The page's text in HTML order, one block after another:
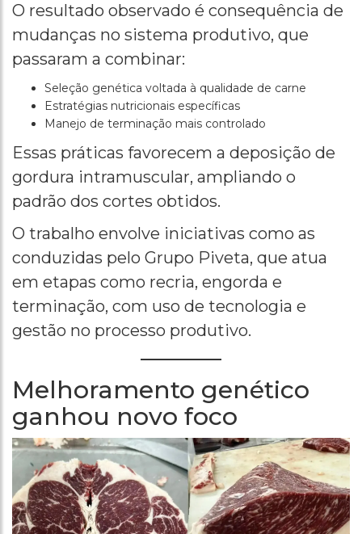
O resultado observado é consequência de
mudanças no sistema produtivo, que
passaram a combinar:
Seleção genética voltada à qualidade de carne
Estratégias nutricionais específicas
Manejo de terminação mais controlado
Essas práticas favorecem a deposição de
gordura intramuscular, ampliando o
padrão dos cortes obtidos.
O trabalho envolve iniciativas como as
conduzidas pelo Grupo Piveta, que atua
em etapas como recria, engorda e
terminação, com uso de tecnologia e
gestão no processo produtivo.
Melhoramento genético
ganhou novo foco